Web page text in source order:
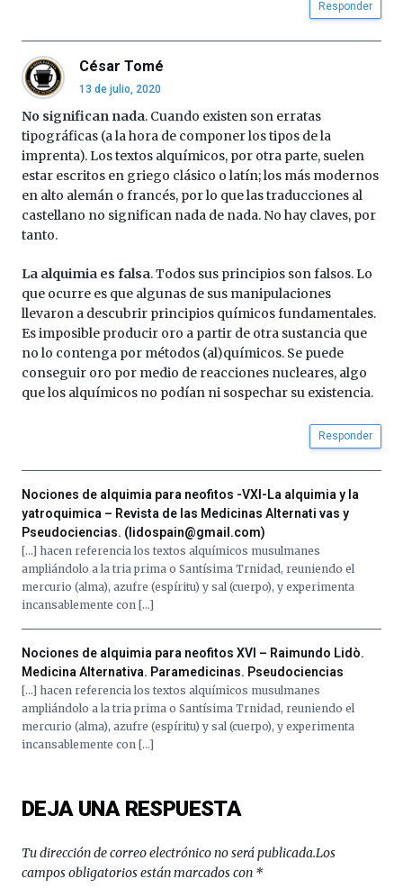
Responder
César Tomé
13 de julio, 2020
No significan nada. Cuando existen son erratas
tipográficas (a la hora de componer los tipos de la
imprenta). Los textos alquímicos, por otra parte, suelen
estar escritos en griego clásico o latín; los más modernos
en alto alemán o francés, por lo que las traducciones al
castellano no significan nada de nada. No hay claves, por
tanto.
La alquimia es falsa. Todos sus principios son falsos. Lo
que ocurre es que algunas de sus manipulaciones
llevaron a descubrir principios químicos fundamentales.
Es imposible producir oro a partir de otra sustancia que
no lo contenga por métodos (al)químicos. Se puede
conseguir oro por medio de reacciones nucleares, algo
que los alquímicos no podían ni sospechar su existencia.
Responder
Nociones de alquimia para neofitos -VXI-La alquimia y la
yatroquimica – Revista de las Medicinas Alternati vas y
Pseudociencias. (lidospain@gmail.com)
[…] hacen referencia los textos alquímicos musulmanes
ampliándolo a la tria prima o Santísima Trnidad, reuniendo el
mercurio (alma), azufre (espíritu) y sal (cuerpo), y experimenta
incansablemente con […]
Nociones de alquimia para neofitos XVI – Raimundo Lidò.
Medicina Alternativa. Paramedicinas. Pseudociencias
[…] hacen referencia los textos alquímicos musulmanes
ampliándolo a la tria prima o Santísima Trnidad, reuniendo el
mercurio (alma), azufre (espíritu) y sal (cuerpo), y experimenta
incansablemente con […]
DEJA UNA RESPUESTA
Tu dirección de correo electrónico no será publicada.Los
campos obligatorios están marcados con *